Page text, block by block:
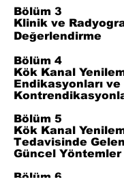
Bölüm 3
Klinik ve
Değerlendirme
Bölüm 4
Kök Kanal
Endikasyonları ve
Bölüm 5
Kök Kanal
Tedavisinde
Güncel Yöntemler
Bölüm 6